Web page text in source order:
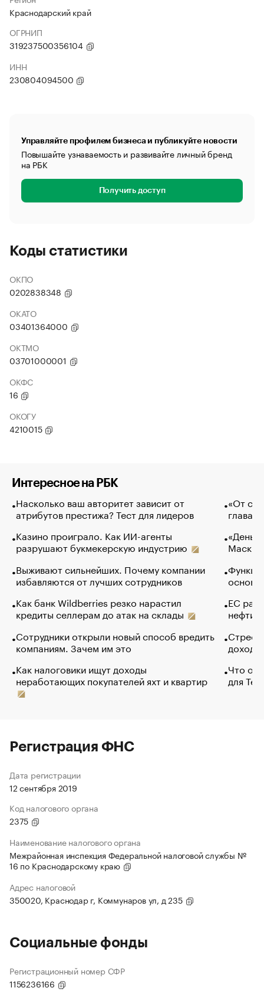
Краснодарский край
ОГРНИП
319237500356104
ИНН
230804094500
Управляйте профилем бизнеса и публикуйте новости
Повышайте узнаваемость и развивайте личный бренд
на РБК
Получить доступ
Коды статистики
ОКПО
0202838348
ОКАТО
03401364000
ОКТМО
03701000001
ОКФС
16
ОКОГУ
4210015
Интересное на РБК
Насколько ваш авторитет зависит от
атрибутов престижа? Тест для лидеров
Казино проиграло. Как ИИ-агенты
разрушают букмекерскую индустрию
Выживают сильнейших. Почему компании
избавляются от лучших сотрудников
Как банк Wildberries резко нарастил
кредиты селлерам до атак на склады
Сотрудники открыли новый способ вредить
компаниям. Зачем им это
Как налоговики ищут доходы
неработающих покупателей яхт и квартир
«От
глава
Маск в
основ
ЕС
нефти
Что
для
Регистрация ФНС
Дата регистрации
12 сентября 2019
Код налогового органа
2375
Наименование налогового органа
Межрайонная инспекция Федеральной налоговой службы №
16 по Краснодарскому краю
Адрес налоговой
350020, Краснодар г, Коммунаров ул, д 235
Социальные фонды
Регистрационный номер СФР
1156236166